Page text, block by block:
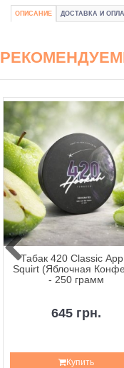
ОПИСАНИЕ ДОСТАВКА И
Табак 420 Classic
Squirt (Яблочная
- 250 грамм
645 грн.
Купить